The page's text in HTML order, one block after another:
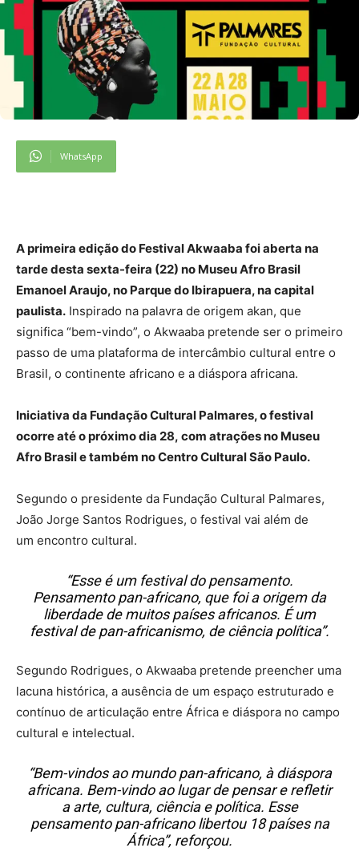
WhatsApp
A primeira edição do Festival Akwaaba foi aberta na
tarde desta sexta-feira (22) no Museu Afro Brasil
Emanoel Araujo, no Parque do Ibirapuera, na capital
paulista. Inspirado na palavra de origem akan, que
significa “bem-vindo”, o Akwaaba pretende ser o primeiro
passo de uma plataforma de intercâmbio cultural entre o
Brasil, o continente africano e a diáspora africana.
Iniciativa da Fundação Cultural Palmares, o festival
ocorre até o próximo dia 28, com atrações no Museu
Afro Brasil e também no Centro Cultural São Paulo.
Segundo o presidente da Fundação Cultural Palmares,
João Jorge Santos Rodrigues, o festival vai além de
um encontro cultural.
“Esse é um festival do pensamento.
Pensamento pan-africano, que foi a origem da
liberdade de muitos países africanos. É um
festival de pan-africanismo, de ciência política”.
Segundo Rodrigues, o Akwaaba pretende preencher uma
lacuna histórica, a ausência de um espaço estruturado e
contínuo de articulação entre África e diáspora no campo
cultural e intelectual.
“Bem-vindos ao mundo pan-africano, à diáspora
africana. Bem-vindo ao lugar de pensar e refletir
a arte, cultura, ciência e política. Esse
pensamento pan-africano libertou 18 países na
África”, reforçou.